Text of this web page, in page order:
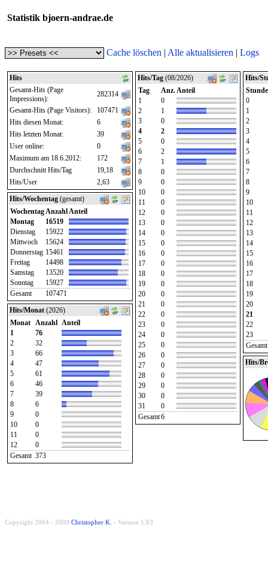
Statistik bjoern-andrae.de
Cache löschen | Alle aktualisieren | Logs
Hits
Gesamt-Hits (Page
Impressions):
282314
Gesamt-Hits (Page Visitors):
107471
Hits diesen Monat:
6
Hits letzten Monat:
39
User online:
0
Maximum am 18.6.2012:
172
Durchschnitt Hits/Tag
19,18
Hits/User
2,63
Hits/Wochentag (gesamt)
Wochentag Anzahl Anteil
Montag
16519
Dienstag
15922
Mittwoch
15624
Donnerstag 15461
Freitag
14498
Samstag
13520
Sonntag
15927
Gesamt
107471
Hits/Monat (2026)
Monat
Anzahl Anteil
1
76
2
32
3
66
4
47
5
61
6
46
7
39
8
6
9
0
10
0
11
0
12
0
Gesamt 373
Hits/Tag (08/2026)
Tag
Anz. Anteil
1
0
2
1
3
0
4
2
5
0
6
2
7
1
8
0
9
0
10
0
11
0
12
0
13
0
14
0
15
0
16
0
17
0
18
0
19
0
20
0
21
0
22
0
23
0
24
0
25
0
26
0
27
0
28
0
29
0
30
0
31
0
Gesamt6
Hits/
Stunde
0
1
2
3
4
5
6
7
8
9
10
11
12
13
14
15
16
17
18
19
20
21
22
23
Gesamt
Hits/
Copyright 2004 - 2009 Christopher K. - Version 1.63